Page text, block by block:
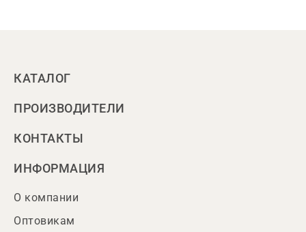
КАТАЛОГ
ПРОИЗВОДИТЕЛИ
КОНТАКТЫ
ИНФОРМАЦИЯ
О компании
Оптовикам